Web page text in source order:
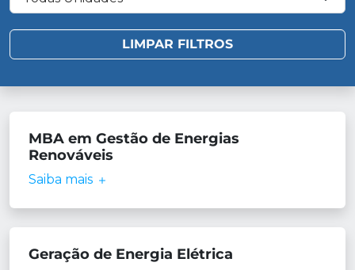
MBA em Gestão de Energias
Renováveis
Saiba mais
Geração de Energia Elétrica